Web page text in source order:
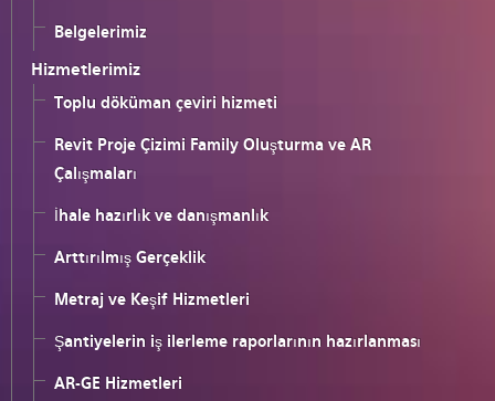
Belgelerimiz
Hizmetlerimiz
Toplu döküman çeviri hizmeti
Revit Proje Çizimi Family Oluşturma ve AR
Çalışmaları
İhale hazırlık ve danışmanlık
Arttırılmış Gerçeklik
Metraj ve Keşif Hizmetleri
Şantiyelerin iş ilerleme raporlarının hazırlanması
AR-GE Hizmetleri